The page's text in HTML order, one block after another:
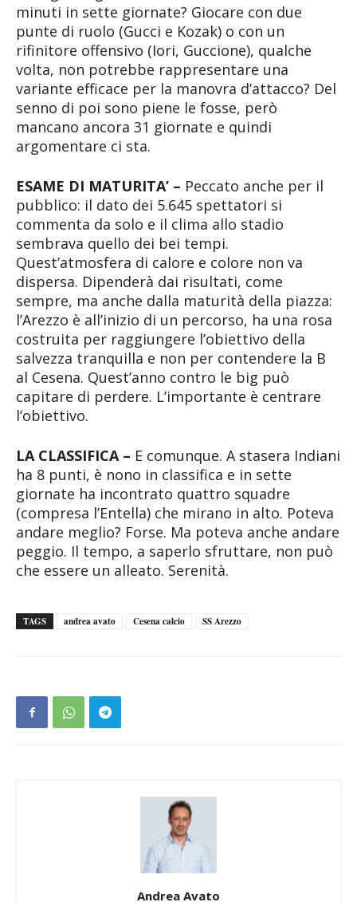
minuti in sette giornate? Giocare con due
punte di ruolo (Gucci e Kozak) o con un
rifinitore offensivo (Iori, Guccione), qualche
volta, non potrebbe rappresentare una
variante efficace per la manovra d’attacco? Del
senno di poi sono piene le fosse, però
mancano ancora 31 giornate e quindi
argomentare ci sta.
ESAME DI MATURITA’ – Peccato anche per il
pubblico: il dato dei 5.645 spettatori si
commenta da solo e il clima allo stadio
sembrava quello dei bei tempi.
Quest’atmosfera di calore e colore non va
dispersa. Dipenderà dai risultati, come
sempre, ma anche dalla maturità della piazza:
l’Arezzo è all’inizio di un percorso, ha una rosa
costruita per raggiungere l’obiettivo della
salvezza tranquilla e non per contendere la B
al Cesena. Quest’anno contro le big può
capitare di perdere. L’importante è centrare
l’obiettivo.
LA CLASSIFICA – E comunque. A stasera Indiani
ha 8 punti, è nono in classifica e in sette
giornate ha incontrato quattro squadre
(compresa l’Entella) che mirano in alto. Poteva
andare meglio? Forse. Ma poteva anche andare
peggio. Il tempo, a saperlo sfruttare, non può
che essere un alleato. Serenità.
TAGS andrea avato Cesena calcio SS Arezzo
Andrea Avato